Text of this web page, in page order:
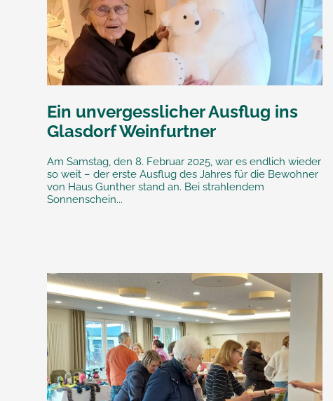
Ein unvergesslicher Ausflug ins
Glasdorf Weinfurtner
Am Samstag, den 8. Februar 2025, war es endlich wieder
so weit – der erste Ausflug des Jahres für die Bewohner
von Haus Gunther stand an. Bei strahlendem
Sonnenschein...